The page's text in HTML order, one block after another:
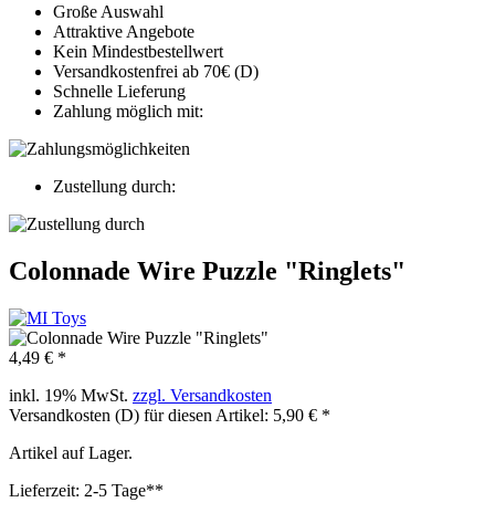
Große Auswahl
Attraktive Angebote
Kein Mindestbestellwert
Versandkostenfrei ab 70€ (D)
Schnelle Lieferung
Zahlung möglich mit:
Zustellung durch:
Colonnade Wire Puzzle "Ringlets"
4,49 € *
inkl. 19% MwSt. zzgl. Versandkosten
Versandkosten (D) für diesen Artikel: 5,90 € *
Artikel auf Lager.
Lieferzeit: 2-5 Tage**